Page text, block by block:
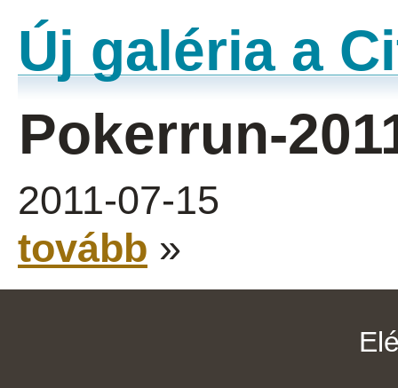
Új galéria a
Pokerrun-
2011-07-15
tovább »